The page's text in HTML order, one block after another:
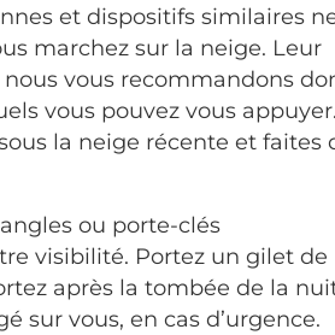
et dispositifs similaires
marchez sur la neige. Leur
vous recommandons
vous pouvez vous appuyer.
la neige récente et faites
ou porte-clés
visibilité. Portez un gilet de
après la tombée de la
sur vous, en cas d’urgence.